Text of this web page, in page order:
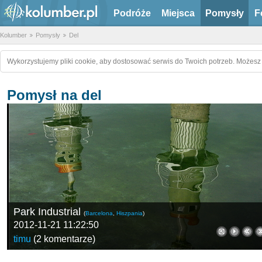
Podróże Miejsca Pomysły
Kolumber Pomysły Del
Wykorzystujemy pliki cookie, aby dostosować serwis do Twoich potrzeb.
Pomysł na del
Park Industrial (Barcelona Hiszpania)
2012-11-21 11:22:50
timu (2 komentarze)